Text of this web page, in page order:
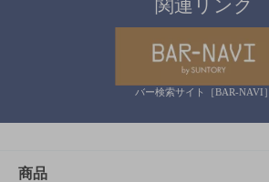
関連リンク
バー検索サイト［BAR-NAVI］
商品